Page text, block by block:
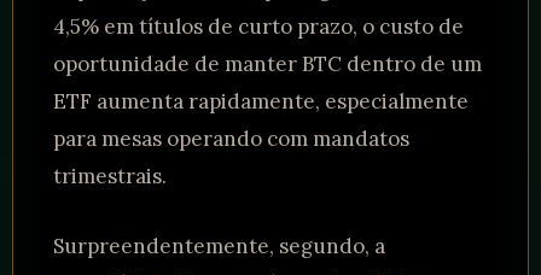
4,5% em títulos de curto prazo, o custo de
oportunidade de manter BTC dentro de um
ETF aumenta rapidamente, especialmente
para mesas operando com mandatos
trimestrais.
Surpreendentemente, segundo, a